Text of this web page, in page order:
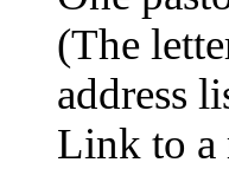
(The
address
Link to a